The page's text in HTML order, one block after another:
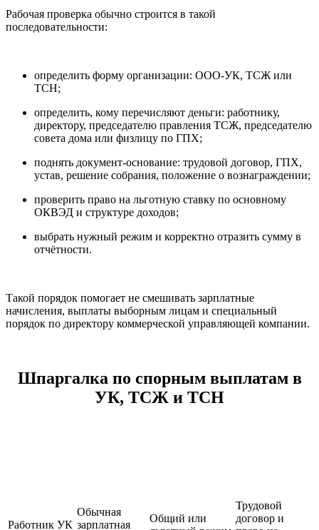
Рабочая проверка обычно строится в такой
последовательности:
определить форму организации: ООО-УК, ТСЖ или
ТСН;
определить, кому перечисляют деньги: работнику,
директору, председателю правления ТСЖ, председателю
совета дома или физлицу по ГПХ;
поднять документ-основание: трудовой договор, ГПХ,
устав, решение собрания, положение о вознаграждении;
проверить право на льготную ставку по основному
ОКВЭД и структуре доходов;
выбрать нужный режим и корректно отразить сумму в
отчётности.
Такой порядок помогает не смешивать зарплатные
начисления, выплаты выборным лицам и специальный
порядок по директору коммерческой управляющей компании.
Шпаргалка по спорным выплатам в
УК, ТСЖ и ТСН
Работник УК
Обычная
зарплатная
Общий или
Трудовой
договор и